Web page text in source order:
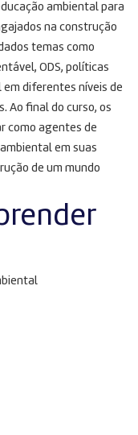
ambiental para
na construção
temas como
ODS, políticas
diferentes níveis de
Ao final do curso, os
como agentes de
em suas
de um mundo